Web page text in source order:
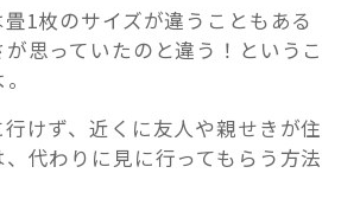
1枚のサイズが違うこともある
思っていたのと違う！というこ
行けず、近くに友人や親せきが住
代わりに見に行ってもらう方法